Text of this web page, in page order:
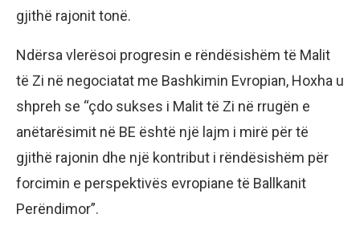
gjithë rajonit tonë.
Ndërsa vlerësoi progresin e rëndësishëm të Malit
të Zi në negociatat me Bashkimin Evropian, Hoxha u
shpreh se “çdo sukses i Malit të Zi në rrugën e
anëtarësimit në BE është një lajm i mirë për të
gjithë rajonin dhe një kontribut i rëndësishëm për
forcimin e perspektivës evropiane të Ballkanit
Perëndimor”.